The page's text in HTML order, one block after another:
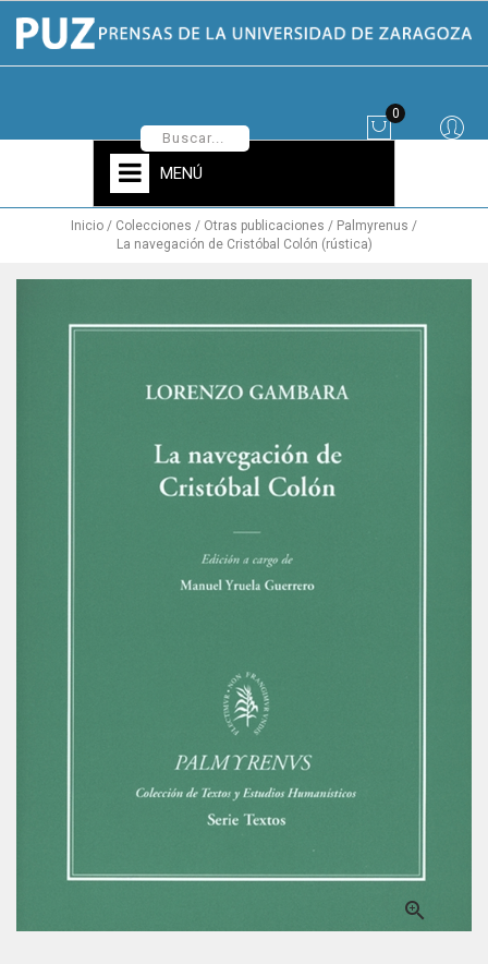
0
MENÚ
Inicio Colecciones Otras publicaciones
Palmyrenus
La navegación de Cristóbal Colón (rústica)
